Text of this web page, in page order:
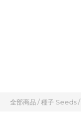
全部商品 /種子 Seeds/